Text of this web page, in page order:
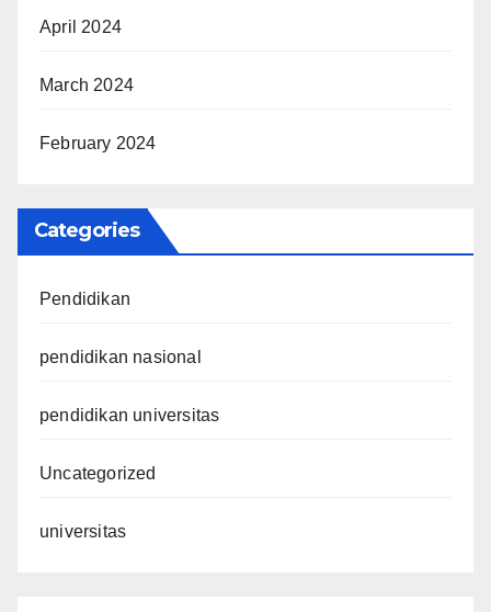
April 2024
March 2024
February 2024
Categories
Pendidikan
pendidikan nasional
pendidikan universitas
Uncategorized
universitas